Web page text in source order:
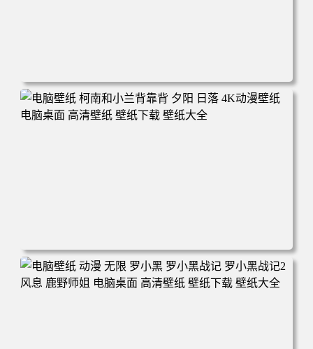
电脑壁纸 动漫 兔子朱迪 狐狸尼克 疯狂动物城 秋叶 秋天森
林 蓝天 4k壁纸 电脑桌面 高清壁纸 壁纸下载 壁纸大全
电脑壁纸 柯南和小兰背靠背 夕阳 日落 4K动漫壁纸 电脑桌
面 高清壁纸 壁纸下载 壁纸大全